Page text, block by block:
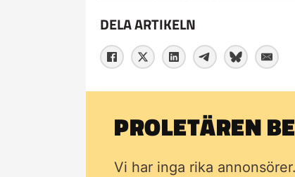
DELA ARTIKELN
PROLETÄREN
Vi har inga rika